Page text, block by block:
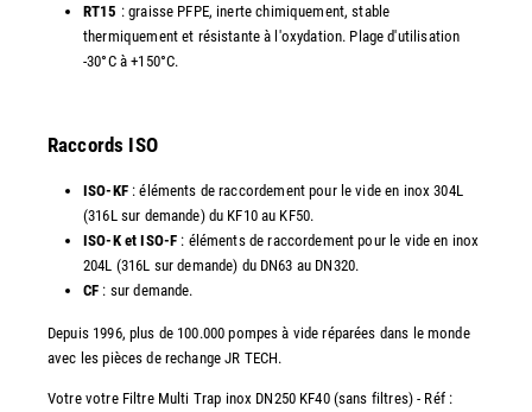
RT15 : graisse PFPE, inerte chimiquement, stable
thermiquement et résistante à l'oxydation. Plage d'utilisation
-30°C à +150°C.
Raccords ISO
ISO-KF: éléments de raccordement pour le vide en inox 304L
(316L sur demande) du KF10 au KF50.
ISO-K et ISO-F : éléments de raccordement pour le vide en inox
204L (316L sur demande) du DN63 au DN320.
CF : sur demande.
Depuis 1996, plus de 100.000 pompes à vide réparées dans le monde
avec les pièces de rechange JR TECH.
Votre votre Filtre Multi Trap inox DN250 KF40 (sans filtres) - Réf :